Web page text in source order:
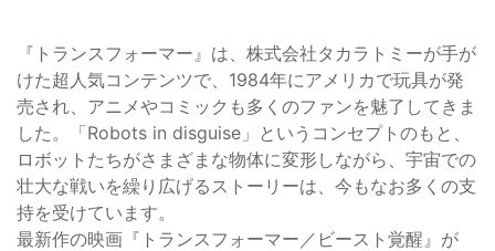
『トランスフォーマー』は、株式会社タカラトミーが手が
けた超人気コンテンツで、1984年にアメリカで玩具が発
売され、アニメやコミックも多くのファンを魅了してきま
した。「Robots in disguise」というコンセプトのもと、
ロボットたちがさまざまな物体に変形しながら、宇宙での
壮大な戦いを繰り広げるストーリーは、今もなお多くの支
持を受けています。
最新作の映画『トランスフォーマー／ビースト覚醒』が